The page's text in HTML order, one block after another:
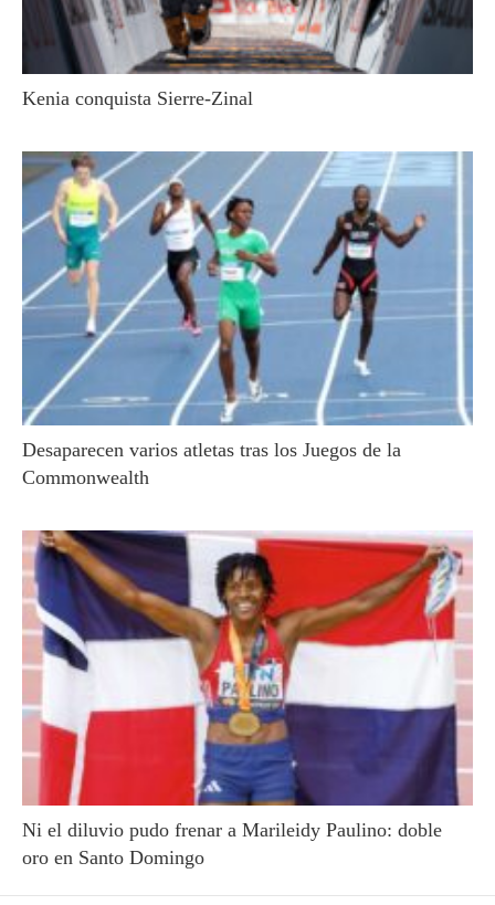
Kenia conquista Sierre-Zinal
Desaparecen varios atletas tras los Juegos de la
Commonwealth
Ni el diluvio pudo frenar a Marileidy Paulino: doble
oro en Santo Domingo